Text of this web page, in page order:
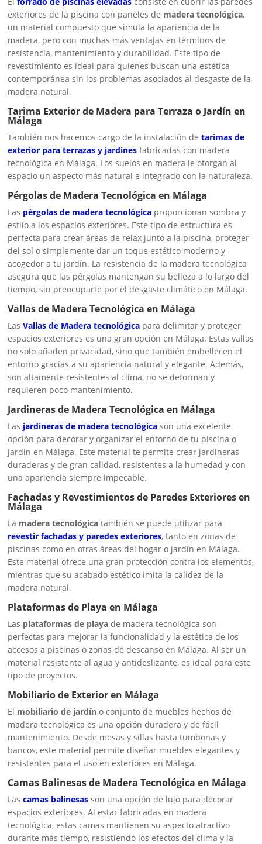
exteriores de la piscina con paneles de madera tecnológica,
un material compuesto que simula la apariencia de la
madera, pero con muchas más ventajas en términos de
resistencia, mantenimiento y durabilidad. Este tipo de
revestimiento es ideal para quienes buscan una estética
contemporánea sin los problemas asociados al desgaste de la
madera natural.
Tarima Exterior de Madera para Terraza o Jardín en
Málaga
También nos hacemos cargo de la instalación detarimas de
exterior para terrazas y jardines fabricadas con madera
tecnológica en Málaga. Los suelos en madera le otorgan al
espacio un aspecto más natural e integrado con la naturaleza.
Pérgolas de Madera Tecnológica en Málaga
Las pérgolas de madera tecnológica proporcionan sombra y
estilo a los espacios exteriores. Este tipo de estructura es
perfecta para crear áreas de relax junto a la piscina, proteger
del sol o simplemente dar un toque estético moderno y
acogedor a tu jardín. La resistencia de la madera tecnológica
asegura que las pérgolas mantengan su belleza a lo largo del
tiempo, sin preocuparte por el desgaste climático en Málaga.
Vallas de Madera Tecnológica en Málaga
LasVallas de Madera tecnológica para delimitar y proteger
espacios exteriores es una gran opción en Málaga. Estas vallas
no solo añaden privacidad, sino que también embellecen el
entorno gracias a su apariencia natural y elegante. Además,
son altamente resistentes al clima, no se deforman y
requieren poco mantenimiento.
Jardineras de Madera Tecnológica en Málaga
Las jardineras de madera tecnológica son una excelente
opción para decorar y organizar el entorno de tu piscina o
jardín en Málaga. Este material te permite crear jardineras
duraderas y de gran calidad, resistentes a la humedad y con
una apariencia siempre impecable.
Fachadas y Revestimientos de Paredes Exteriores en
Málaga
La madera tecnológica también se puede utilizar para
revestir fachadas y paredes exteriores, tanto en zonas de
piscinas como en otras áreas del hogar o jardín en Málaga.
Este material ofrece una gran protección contra los elementos,
mientras que su acabado estético imita la calidez de la
madera natural.
Plataformas de Playa en Málaga
Las plataformas de playa de madera tecnológica son
perfectas para mejorar la funcionalidad y la estética de los
accesos a piscinas o zonas de descanso en Málaga. Al ser un
material resistente al agua y antideslizante, es ideal para este
tipo de proyectos.
Mobiliario de Exterior en Málaga
El mobiliario de jardín o conjunto de muebles hechos de
madera tecnológica es una opción duradera y de fácil
mantenimiento. Desde mesas y sillas hasta tumbonas y
bancos, este material permite diseñar muebles elegantes y
resistentes para el uso en exteriores en Málaga.
Camas Balinesas de Madera Tecnológica en Málaga
Lascamas balinesas son una opción de lujo para decorar
espacios exteriores. Al estar fabricadas en madera
tecnológica, estas camas mantienen su aspecto atractivo
durante más tiempo, resistiendo los efectos del clima y la